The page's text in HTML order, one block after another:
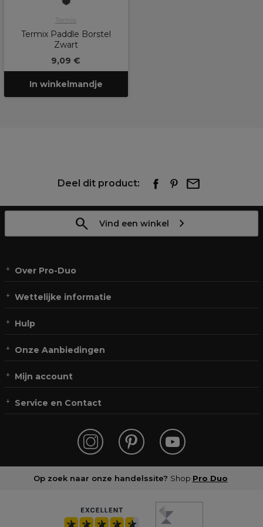
Termix
Termix Paddle Borstel
Zwart
9,09 €
In winkelmandje
Deel dit product:
Vind een winkel
Over Pro-Duo
Wettelijke informatie
Hulp
Onze Aanbiedingen
Mijn account
Service en Contact
Op zoek naar onze handelssite? Shop Pro Duo